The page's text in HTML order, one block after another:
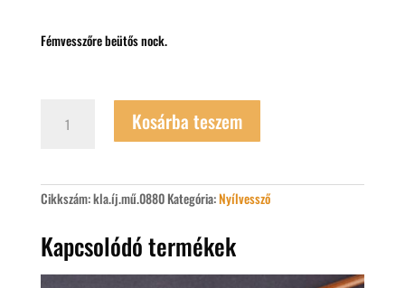
Fémvesszőre beütős nock.
beütős
Kosárba teszem
Cikkszám:kla.íj.mű.0880 Kategória:Nyílvessző
Kapcsolódó termékek